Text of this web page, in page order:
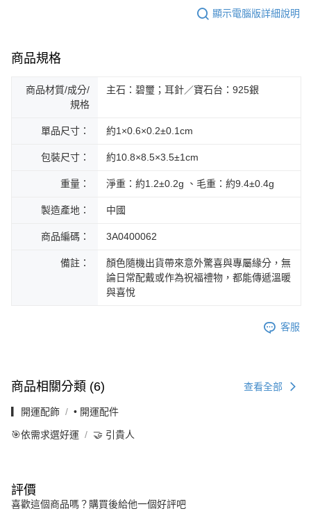
顯示電腦版詳細說明
商品規格
商品材質/成分/
規格
主石：碧璽；耳針／寶石台：925銀
單品尺寸： 約1×0.6×0.2±0.1cm
包裝尺寸： 約10.8×8.5×3.5±1cm
重量： 淨重：約1.2±0.2g 、毛重：約9.4±0.4g
製造產地： 中國
商品編碼： 3A0400062
備註：
顏色隨機出貨帶來意外驚喜與專屬緣分，無
論日常配戴或作為祝福禮物，都能傳遞溫暖
與喜悅
客服
商品相關分類 (6) 查看全部
▎開運配飾 • 開運配件
🎯依需求選好運 🤝 引貴人
評價
喜歡這個商品嗎？購買後給他一個好評吧